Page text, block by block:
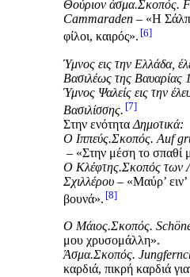
Θούριον άσμα.Σκοπός.
Cammaraden – «Η
φίλοι, καιρός». 6
Ύμνος εις την Ελλάδα,
Βασιλέως της Βαυαρίας
Ύμνος Ψαλείς εις την
Βασιλίσσης. 7
Στην ενότητα Δημοτικά:
Ο Ιππεύς.Σκοπός. Auf
– «Στην μέση το σπαθί
Ο Κλέφτης.Σκοπός των
Σχιλλέρου – «Μαύρ’ ειν’
βουνά». 8
Ο Μάιος.Σκοπός. Schö
μου χρυσομάλλη».
Άσμα.Σκοπός.
καρδιά, πικρή καρδιά